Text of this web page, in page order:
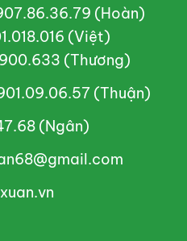
(Hoàn)
(Việt)
(Thương)
(Thuận)
(Ngân)